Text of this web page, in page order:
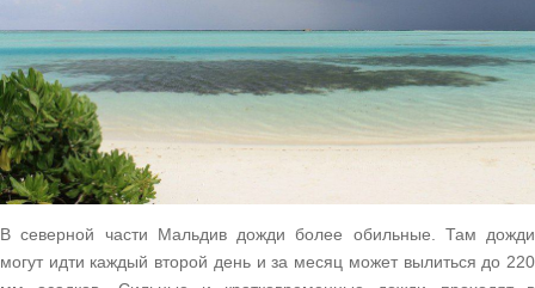
В северной части Мальдив дожди более обильные. Там дожди
могут идти каждый второй день и за месяц может вылиться до 220